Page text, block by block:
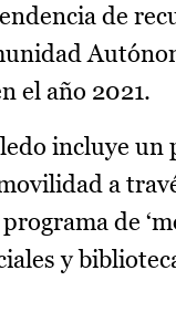
de
el año 2021.
incluye un
a
de
y